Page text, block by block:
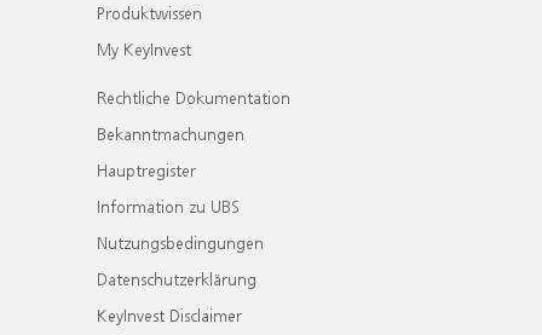
Produktwissen
My KeyInvest
Rechtliche Dokumentation
Bekanntmachungen
Hauptregister
Information zu UBS
Nutzungsbedingungen
Datenschutzerklärung
KeyInvest Disclaimer